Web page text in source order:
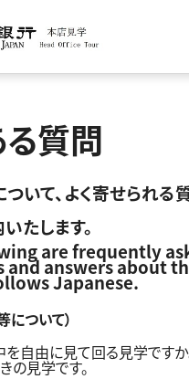
る質問
いて、よく寄せられる
たします。
are frequently
and answers about
Japanese.
について）
を自由に見て回る見学ですか
の見学です。